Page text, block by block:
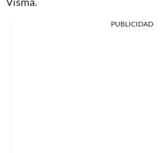
PUBLICIDAD